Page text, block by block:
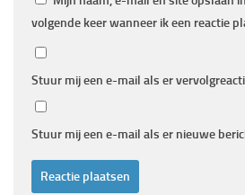
volgende keer wanneer ik een reactie
Stuur mij een e-mail als er
Stuur mij een e-mail als er nieuwe